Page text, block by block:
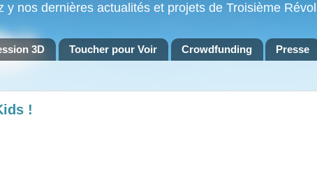
nos dernières actualités et projets de Troisième
3D Toucher pour Voir Crowdfunding Presse
!